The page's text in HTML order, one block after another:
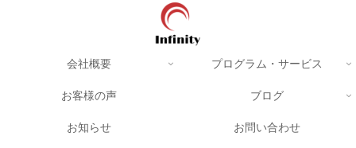
会社概要 プログラム・サービス
お客様の声 ブログ
お知らせ お問い合わせ